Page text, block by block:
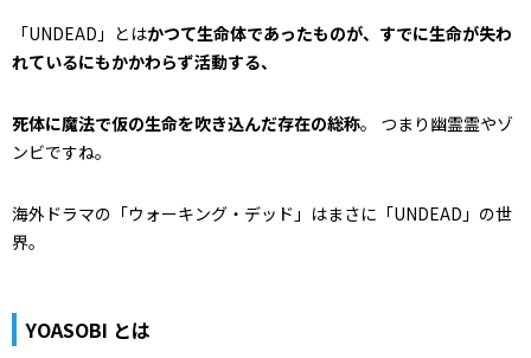
「UNDEAD」とはかつて生命体であったものが、すでに生命が失わ
れているにもかかわらず活動する、
死体に魔法で仮の生命を吹き込んだ存在の総称。 つまり幽霊霊やゾ
ンビですね。
海外ドラマの「ウォーキング・デッド」はまさに「UNDEAD」の世
界。
YOASOBI とは